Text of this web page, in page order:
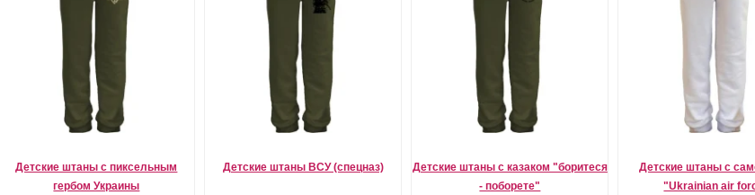
Детские штаны с пиксельным
гербом Украины
Детские штаны ВСУ (спецназ)
Детские штаны с казаком "боритеся
- поборете"
Детские штаны с
"Ukrainian air